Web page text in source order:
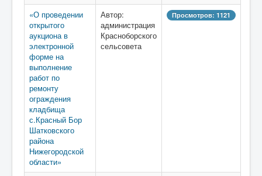
«О проведении
открытого
аукциона в
электронной
форме на
выполнение
работ по
ремонту
ограждения
кладбища
с.Красный Бор
Шатковского
района
Нижегородской
области»
Автор:
администрация
Красноборского
сельсовета
Просмотров: 1121